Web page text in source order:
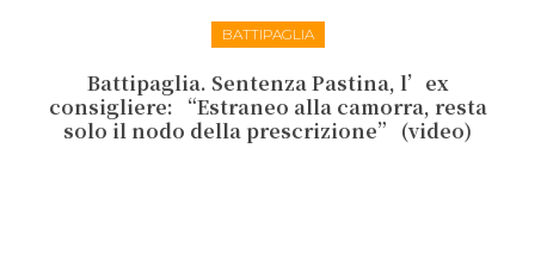
BATTIPAGLIA
Battipaglia. Sentenza Pastina, l’ex
consigliere: “Estraneo alla camorra, resta
solo il nodo della prescrizione” (video)